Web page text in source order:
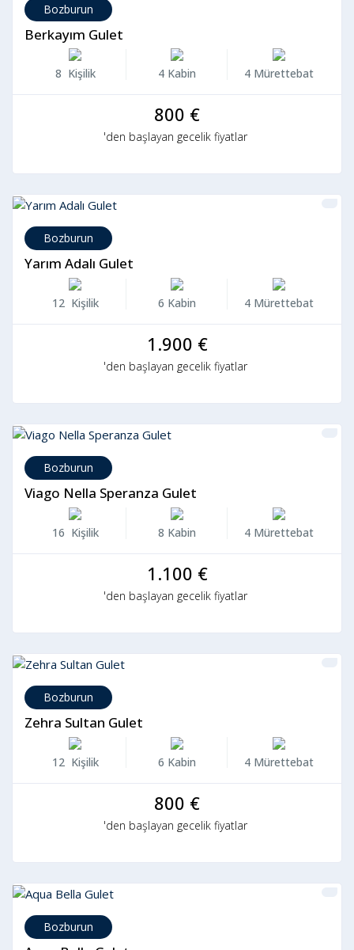
Bozburun
Berkayım Gulet
8 Kişilik 4 Kabin 4 Mürettebat
800 €
'den başlayan gecelik fiyatlar
Bozburun
Yarım Adalı Gulet
12 Kişilik 6 Kabin 4 Mürettebat
1.900 €
'den başlayan gecelik fiyatlar
Bozburun
Viago Nella Speranza Gulet
16 Kişilik 8 Kabin 4 Mürettebat
1.100 €
'den başlayan gecelik fiyatlar
Bozburun
Zehra Sultan Gulet
12 Kişilik 6 Kabin 4 Mürettebat
800 €
'den başlayan gecelik fiyatlar
Bozburun